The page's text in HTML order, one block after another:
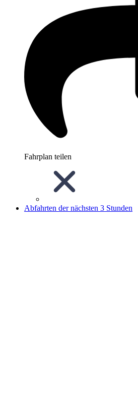
Fahrplan teilen
Abfahrten der nächsten 3 Stunden